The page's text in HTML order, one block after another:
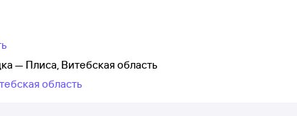
— Плиса, Витебская область
область